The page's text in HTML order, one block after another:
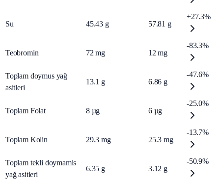
Su 45.43 g 57.81 g
+27.3%
Teobromin 72 mg 12 mg
-83.3%
Toplam doymus yağ
asitleri
13.1 g 6.86 g
-47.6%
Toplam Folat 8 µg 6 µg
-25.0%
Toplam Kolin 29.3 mg 25.3 mg
-13.7%
Toplam tekli doymamis
yağ asitleri
6.35 g 3.12 g
-50.9%